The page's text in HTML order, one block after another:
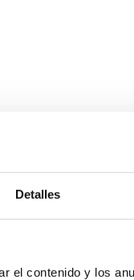
Detalles
el contenido y los